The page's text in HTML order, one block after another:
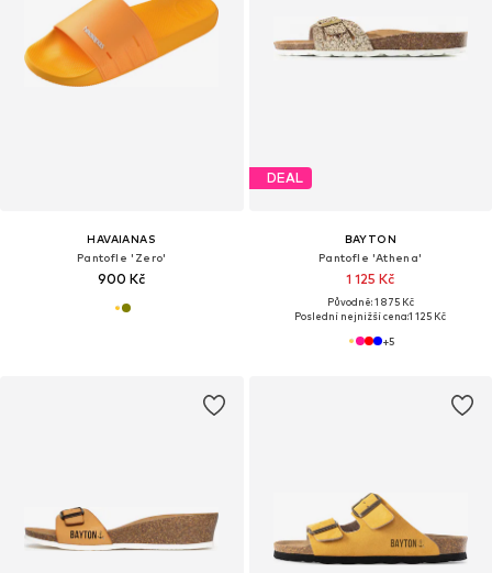
HAVAIANAS
Pantofle 'Zero'
900 Kč
DEAL
BAYTON
Pantofle 'Athena'
1 125 Kč
Původně: 1 875 Kč
Poslední nejnižší cena:1 125 Kč
+5